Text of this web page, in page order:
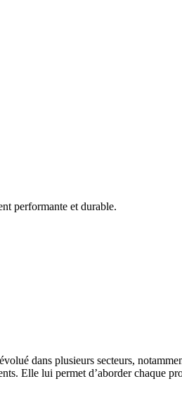
performante et durable.
dans plusieurs secteurs,
Elle lui permet d’aborder chaque